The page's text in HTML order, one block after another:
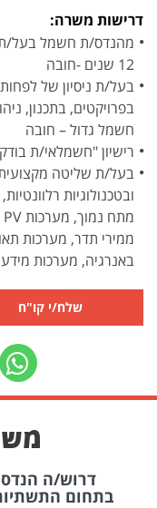
דרישות משרה:
מהנדס/ת חשמל בעל/ת
12 שנים -חובה
בפרויקטים, בתכנון,
חשמל גדול – חובה
רישיון "חשמלאי/ת בודק/ת סוג 3" לפחות 3
בעל/ת שליטה
ובטכנולוגיות
ממירי תדר, מערכות
באנרגיה, מערכות מידע
שלח/י קו"ח
דרוש/ה
בתחום